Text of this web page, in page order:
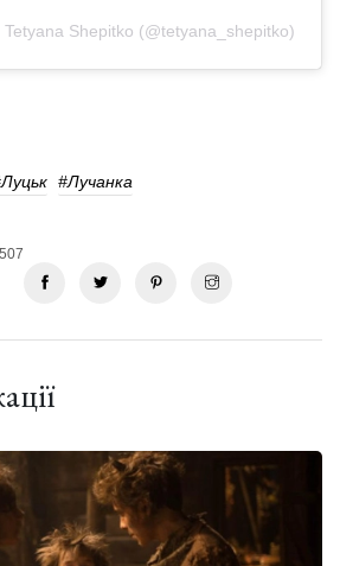
Shepitko (@tetyana_shepitko)
#лучанка